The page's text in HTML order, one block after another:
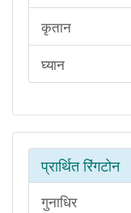
कृतान
घ्यान
प्रार्थित रिंगटोन
गुनाधिर